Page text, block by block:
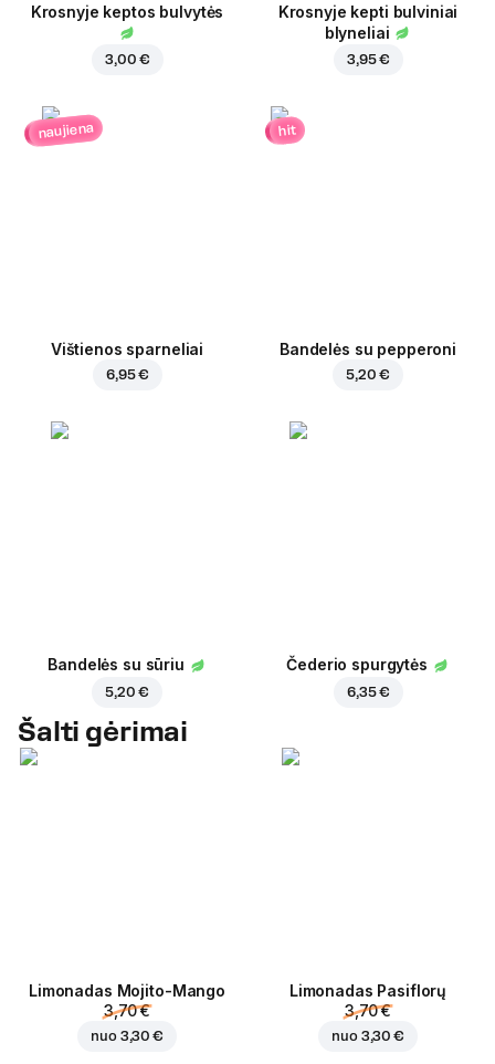
Krosnyje keptos bulvytės
3,00 €
Krosnyje kepti bulviniai
blyneliai
3,95 €
naujiena
Vištienos sparneliai
6,95 €
hit
Bandelės su pepperoni
5,20 €
Bandelės su sūriu
5,20 €
Čederio spurgytės
6,35 €
Šalti gėrimai
Limonadas Mojito-Mango
3,70 €
nuo 3,30 €
Limonadas Pasiflorų
3,70 €
nuo 3,30 €